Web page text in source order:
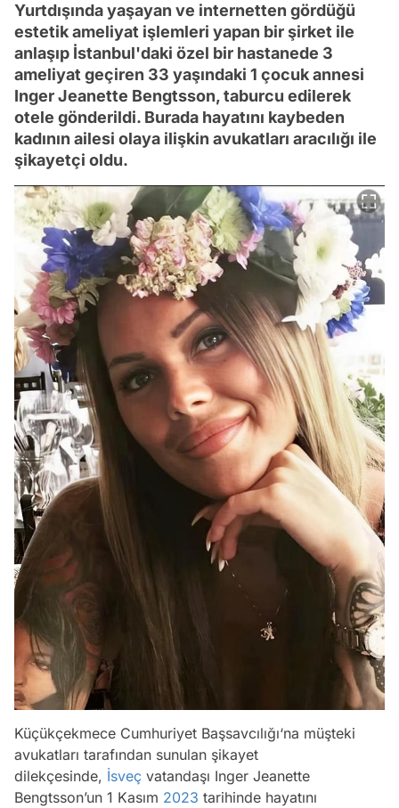
Yurtdışında yaşayan ve internetten gördüğü
estetik ameliyat işlemleri yapan bir şirket ile
anlaşıp İstanbul'daki özel bir hastanede 3
ameliyat geçiren 33 yaşındaki 1 çocuk annesi
Inger Jeanette Bengtsson, taburcu edilerek
otele gönderildi. Burada hayatını kaybeden
kadının ailesi olaya ilişkin avukatları aracılığı ile
şikayetçi oldu.
Küçükçekmece Cumhuriyet Başsavcılığı‘na müşteki
avukatları tarafından sunulan şikayet
dilekçesinde, İsveç vatandaşı Inger Jeanette
Bengtsson’un 1 Kasım 2023 tarihinde hayatını